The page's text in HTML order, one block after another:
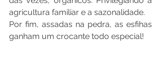
agricultura familiar e a sazonalidade.
Por fim, assadas na pedra, as esfihas
ganham um crocante todo especial!